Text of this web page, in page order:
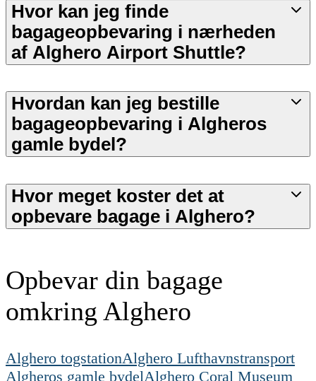
Hvor kan jeg finde
bagageopbevaring i nærheden
af Alghero Airport Shuttle?
Hvordan kan jeg bestille
bagageopbevaring i Algheros
gamle bydel?
Hvor meget koster det at
opbevare bagage i Alghero?
Opbevar din bagage
omkring Alghero
Alghero togstationAlghero Lufthavnstransport
Algheros gamle bydelAlghero Coral Museum